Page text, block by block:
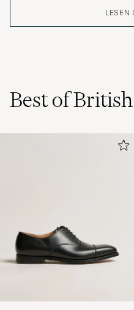
GEKAUFT AM
GEKAUFT AM
Todella miellyttävää
LESEN
Best of British